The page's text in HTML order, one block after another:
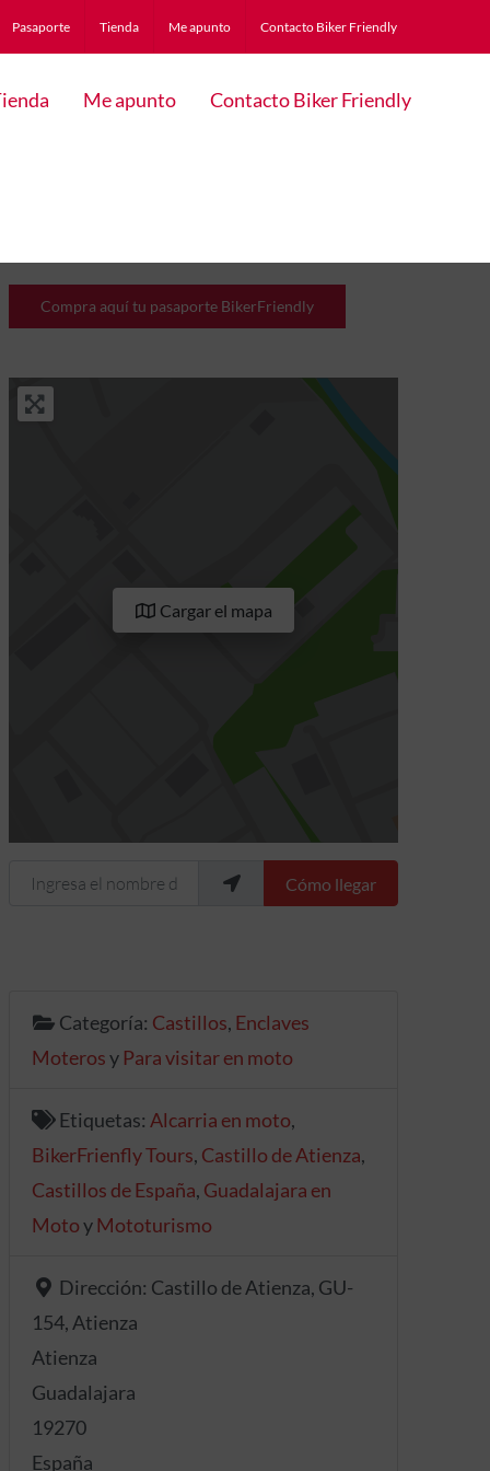
Pasaporte Tienda Me apunto Contacto Biker Friendly
Me apunto Contacto Biker Friendly
Compra aquí tu pasaporte BikerFriendly
Cargar el mapa
Ingresa el nombre de tu ubicaciónCómo llegar
Categoría: Castillos, Enclaves
Moterosy Para visitar en moto
Etiquetas: Alcarria en moto,
BikerFrienfly Tours, Castillo de Atienza,
Castillos de España, Guadalajara en
MotoyMototurismo
Dirección: Castillo de Atienza, GU-
154, Atienza
Atienza
Guadalajara
19270
España